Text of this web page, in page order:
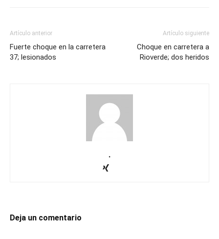
Artículo anterior
Fuerte choque en la carretera
37; lesionados
Artículo siguiente
Choque en carretera a
Rioverde; dos heridos
.
Deja un comentario